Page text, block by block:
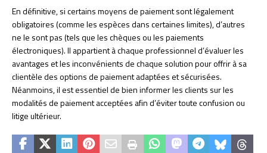
En définitive, si certains moyens de paiement sont légalement
obligatoires (comme les espèces dans certaines limites), d’autres
ne le sont pas (tels que les chèques ou les paiements
électroniques). Il appartient à chaque professionnel d’évaluer les
avantages et les inconvénients de chaque solution pour offrir à sa
clientèle des options de paiement adaptées et sécurisées.
Néanmoins, il est essentiel de bien informer les clients sur les
modalités de paiement acceptées afin d’éviter toute confusion ou
litige ultérieur.